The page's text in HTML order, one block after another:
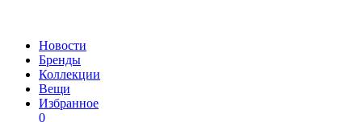
Новости
Бренды
Коллекции
Вещи
Избранное
0